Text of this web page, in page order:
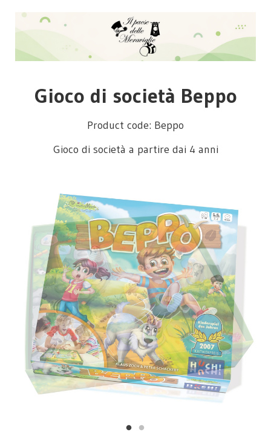
Gioco di società Beppo
Product code: Beppo
Gioco di società a partire dai 4 anni